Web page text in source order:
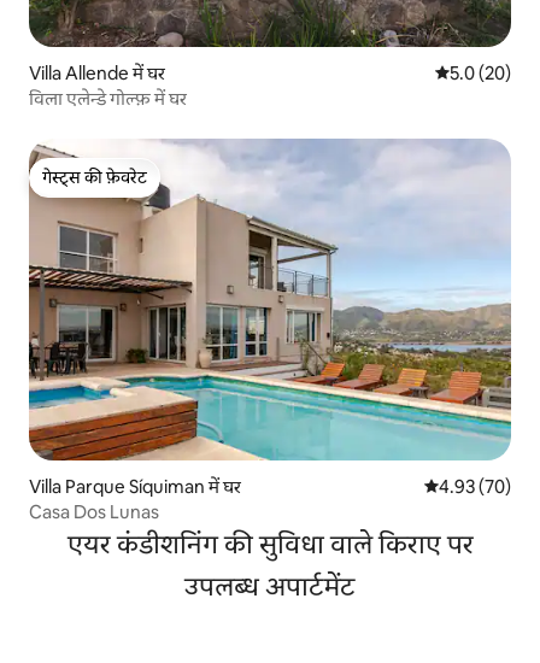
Villa Allende में घर औसत रेटिंग 5
5.0 (20)
विला एलेन्डे गोल्फ़ में घर
गेस्ट्स की फ़ेवरेट
गेस्ट्स की फ़ेवरेट
Villa Parque Síquiman में घर औसत रेटिंग 5 में
4.93 (70)
Casa Dos Lunas
एयर कंडीशनिंग की सुविधा वाले किराए पर
उपलब्ध अपार्टमेंट